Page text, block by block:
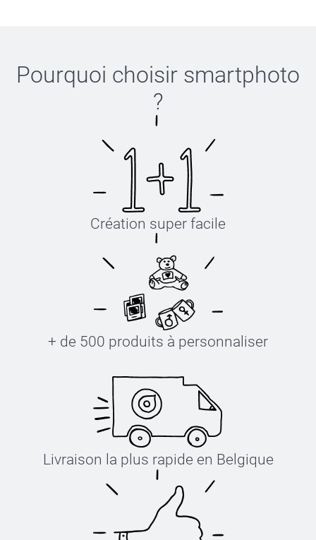
Pourquoi choisir smartphoto
?
Création super facile
+ de 500 produits à personnaliser
Livraison la plus rapide en Belgique